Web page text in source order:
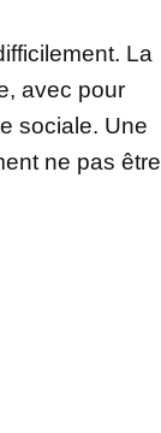
La
avec pour
sociale. Une
ne pas être